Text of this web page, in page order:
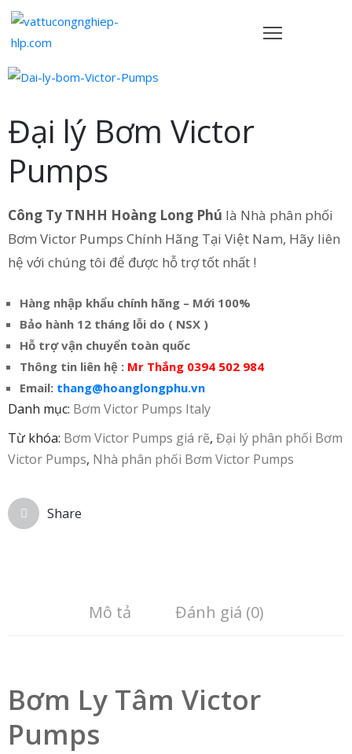
Đại lý Bơm Victor
Pumps
Công Ty TNHH Hoàng Long Phú là Nhà phân phối
Bơm Victor Pumps Chính Hãng Tại Việt Nam, Hãy liên
hệ với chúng tôi để được hỗ trợ tốt nhất !
Hàng nhập khẩu chính hãng – Mới 100%
Bảo hành 12 tháng lỗi do ( NSX )
Hỗ trợ vận chuyển toàn quốc
Thông tin liên hệ : Mr Thắng 0394 502 984
Email: thang@hoanglongphu.vn
Danh mục: Bơm Victor Pumps Italy
Từ khóa: Bơm Victor Pumps giá rẽ, Đại lý phân phối Bơm
Victor Pumps, Nhà phân phối Bơm Victor Pumps
Share
Mô tả Đánh giá (0)
Bơm Ly Tâm Victor
Pumps